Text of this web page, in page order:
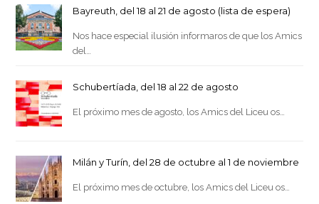
Bayreuth, del 18 al 21 de agosto (lista de espera)
Nos hace especial ilusión informaros de que los Amics
del…
Schubertíada, del 18 al 22 de agosto
El próximo mes de agosto, los Amics del Liceu os…
Milán y Turín, del 28 de octubre al 1 de noviembre
El próximo mes de octubre, los Amics del Liceu os…